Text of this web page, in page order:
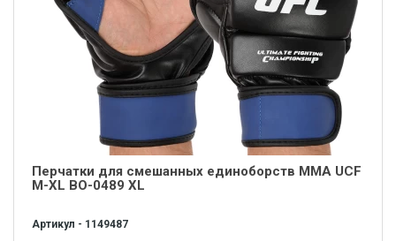
Перчатки для смешанных единоборств MMA UCF
М-XL BO-0489 XL
Артикул - 1149487